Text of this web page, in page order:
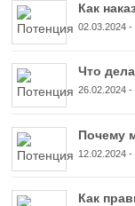
Как
02.03.2024 -
Что
26.02.2024 -
Почему
12.02.2024 -
Как